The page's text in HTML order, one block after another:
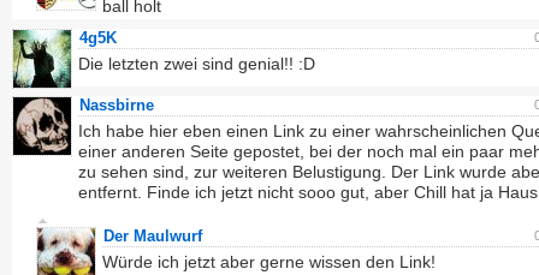
ball holt
4g5K
Die letzten zwei sind genial!! :D
Nassbirne
Ich habe hier eben einen Link zu einer wahrscheinlichen
einer anderen Seite gepostet, bei der noch mal ein paar
zu sehen sind, zur weiteren Belustigung. Der Link wurde
entfernt. Finde ich jetzt nicht sooo gut, aber Chill hat ja
Der Maulwurf
Würde ich jetzt aber gerne wissen den Link!